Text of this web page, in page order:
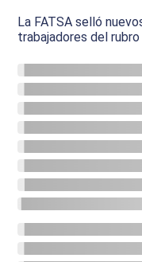
La FATSA selló
trabajadores del rubro